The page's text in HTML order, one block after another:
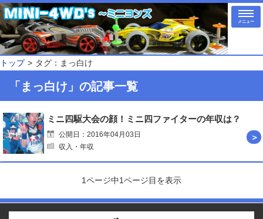
メニュー
トップ タグ：まっ白け
「まっ白け」の記事一覧
ミニ四駆大会の顔！ミニ四ファイターの年収は？
公開日：2016年04月03日
収入・年収
1ページ中1ページ目を表示